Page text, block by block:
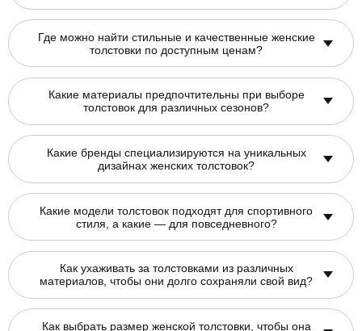
Где можно найти стильные и качественные женские
толстовки по доступным ценам?
Какие материалы предпочтительны при выборе
толстовок для различных сезонов?
Какие бренды специализируются на уникальных
дизайнах женских толстовок?
Какие модели толстовок подходят для спортивного
стиля, а какие — для повседневного?
Как ухаживать за толстовками из различных
материалов, чтобы они долго сохраняли свой вид?
Как выбрать размер женской толстовки, чтобы она